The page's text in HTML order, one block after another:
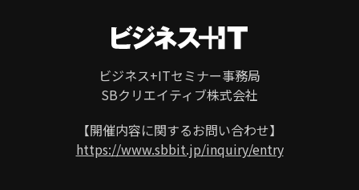
ビジネス+ITセミナー事務局
SBクリエイティブ株式会社
【開催内容に関するお問い合わせ】
https://www.sbbit.jp/inquiry/entry